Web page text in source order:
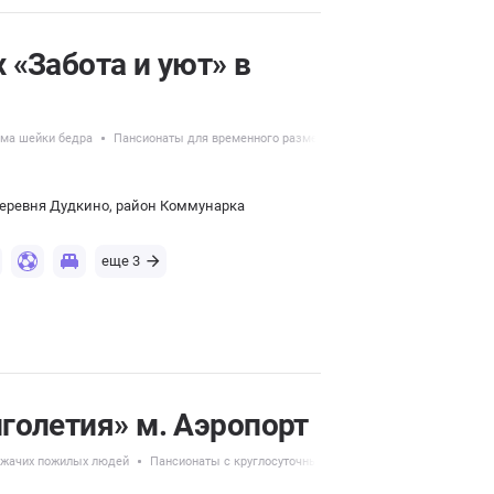
и уют» в
шейки бедра Пансионаты для временного размещения
Дудкино, район Коммунарка
еще 3
м. Аэропорт
пожилых людей Пансионаты с круглосуточным уходом